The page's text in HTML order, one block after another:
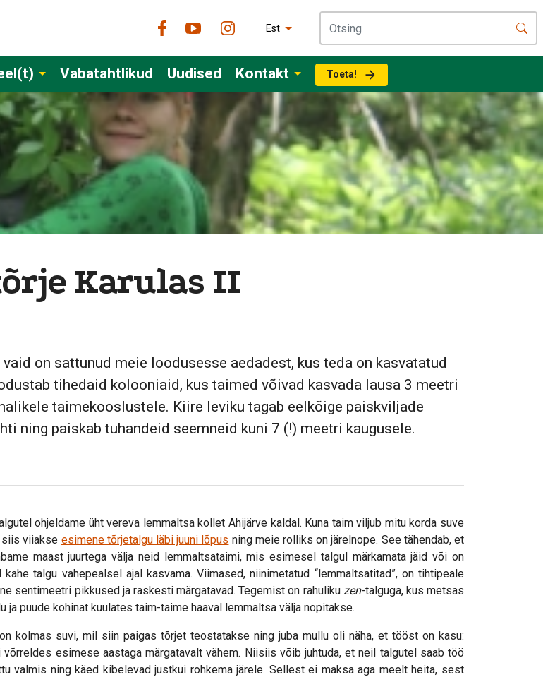
Est
Vabatahtlikud Uudised Kontakt Toeta!
Karulas II
on sattunud meie loodusesse aedadest, kus teda on kasvatatud
tihedaid kolooniaid, kus taimed võivad kasvada lausa 3 meetri
taimekooslustele. Kiire leviku tagab eelkõige paiskviljade
ning paiskab tuhandeid seemneid kuni 7 (!) meetri kaugusele.
ohjeldame üht vereva lemmaltsa kollet Ähijärve kaldal. Kuna taim viljub mitu korda suve
siis viiakse esimene tõrjetalgu läbi juuni lõpus ning meie rolliks on järelnope. See tähendab, et
maast juurtega välja neid lemmaltsataimi, mis esimesel talgul märkamata jäid või on
kahe talgu vahepealsel ajal kasvama. Viimased, niinimetatud “lemmaltsatitad”, on tihtipeale
sentimeetri pikkused ja raskesti märgatavad. Tegemist on rahuliku zen-talguga, kus metsas
ja puude kohinat kuulates taim-taime haaval lemmaltsa välja nopitakse.
kolmas suvi, mil siin paigas tõrjet teostatakse ning juba mullu oli näha, et tööst on kasu:
võrreldes esimese aastaga märgatavalt vähem. Niisiis võib juhtuda, et neil talgutel saab töö
valmis ning käed kibelevad justkui rohkema järele. Sellest ei maksa aga meelt heita, sest